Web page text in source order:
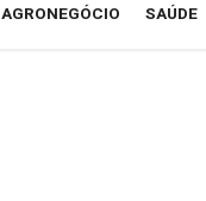
AGRONEGÓCIO SAÚDE